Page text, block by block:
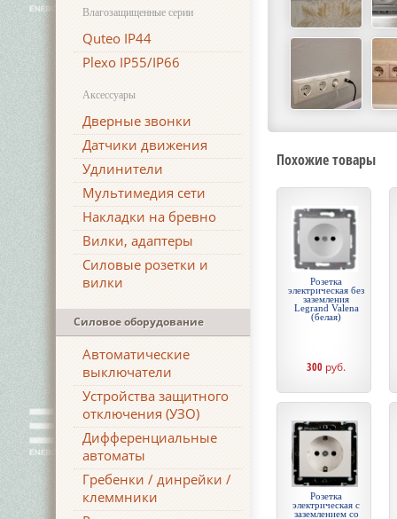
Влагозащищенные серии
Quteo IP44
Plexo IP55/IP66
Аксессуары
Дверные звонки
Датчики движения
Удлинители
Мультимедия сети
Накладки на бревно
Вилки, адаптеры
Силовые розетки и
вилки
Силовое оборудование
Автоматические
выключатели
Устройства защитного
отключения (УЗО)
Дифференциальные
автоматы
Гребенки / динрейки /
клеммники
Похожие товары
Розетка
электрическая без
заземления
Legrand Valena
(белая)
300 руб.
Розетка
электрическая c
заземлением со